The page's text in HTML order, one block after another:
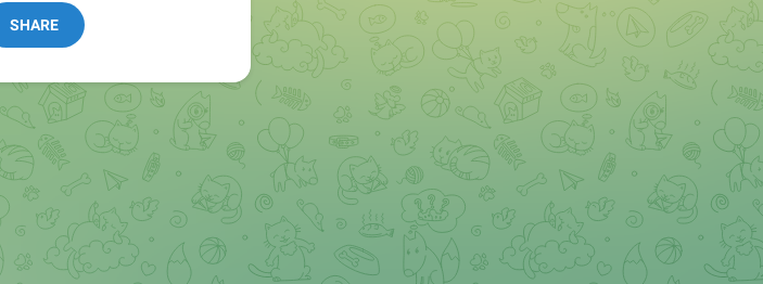
SHARE